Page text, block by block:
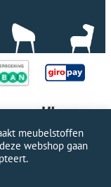
Webworx
2026
meubelstoffen
webshop gaan